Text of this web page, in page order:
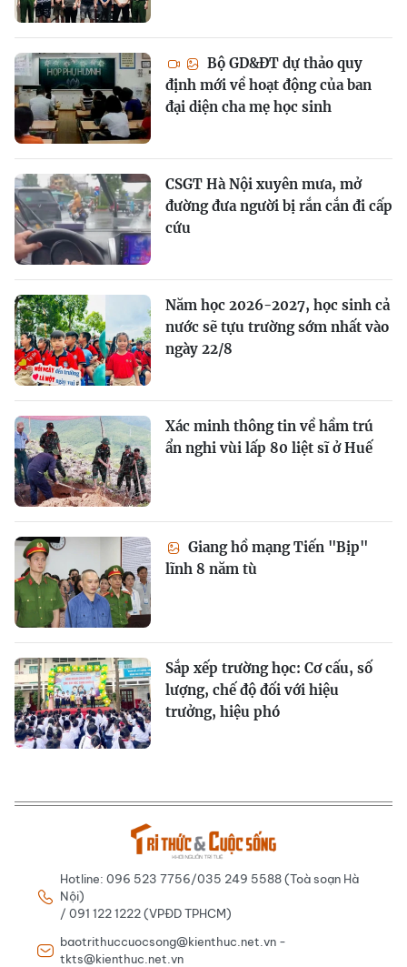
Bộ GD&ĐT dự thảo quy
định mới về hoạt động của ban
đại diện cha mẹ học sinh
CSGT Hà Nội xuyên mưa, mở
đường đưa người bị rắn cắn đi cấp
cứu
Năm học 2026-2027, học sinh cả
nước sẽ tựu trường sớm nhất vào
ngày 22/8
Xác minh thông tin về hầm trú
ẩn nghi vùi lấp 80 liệt sĩ ở Huế
Giang hồ mạng Tiến "Bịp"
lĩnh 8 năm tù
Sắp xếp trường học: Cơ cấu, số
lượng, chế độ đối với hiệu
trưởng, hiệu phó
Hotline: 096 523 7756/035 249 5588 (Toà soạn Hà
Nội)
/ 091 122 1222 (VPĐD TPHCM)
baotrithuccuocsong@kienthuc.net.vn -
tkts@kienthuc.net.vn